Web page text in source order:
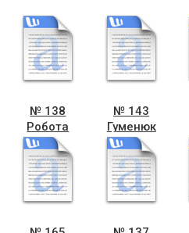
№ 138
Робота
юридичного
відділу
№ 143
Гуменюк
Присвоєння
поштової
адреси
на
гараж